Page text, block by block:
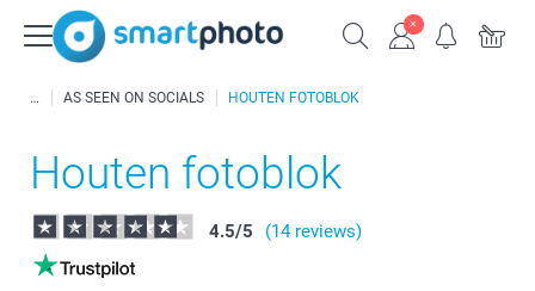
AS SEEN ON SOCIALS HOUTEN FOTOBLOK
Houten fotoblok
4.5/5 (14 reviews)